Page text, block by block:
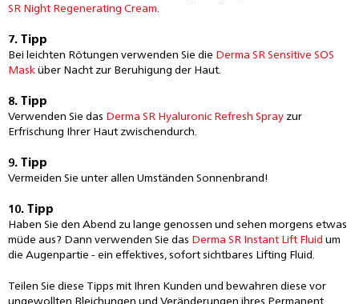
SR Night Regenerating Cream.
7. Tipp
Bei leichten Rötungen verwenden Sie die Derma SR Sensitive SOS
Mask über Nacht zur Beruhigung der Haut.
8. Tipp
Verwenden Sie das Derma SR Hyaluronic Refresh Spray zur
Erfrischung Ihrer Haut zwischendurch.
9. Tipp
Vermeiden Sie unter allen Umständen Sonnenbrand!
10. Tipp
Haben Sie den Abend zu lange genossen und sehen morgens etwas
müde aus? Dann verwenden Sie das Derma SR Instant Lift Fluid um
die Augenpartie - ein effektives, sofort sichtbares Lifting Fluid.
Teilen Sie diese Tipps mit Ihren Kunden und bewahren diese vor
ungewollten Bleichungen und Veränderungen ihres Permanent